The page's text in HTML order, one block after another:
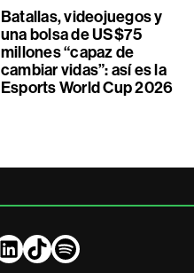
Batallas, videojuegos y
una bolsa de US$75
millones “capaz de
cambiar vidas”: así es la
Esports World Cup 2026